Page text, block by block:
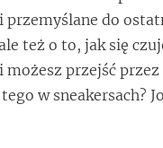
przemyślane do
też o to, jak się
możesz przejść
w sneakersach?